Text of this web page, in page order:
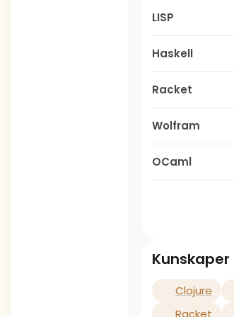
LISP
Haskell
Racket
Wolfram
OCaml
Clojure
Racket